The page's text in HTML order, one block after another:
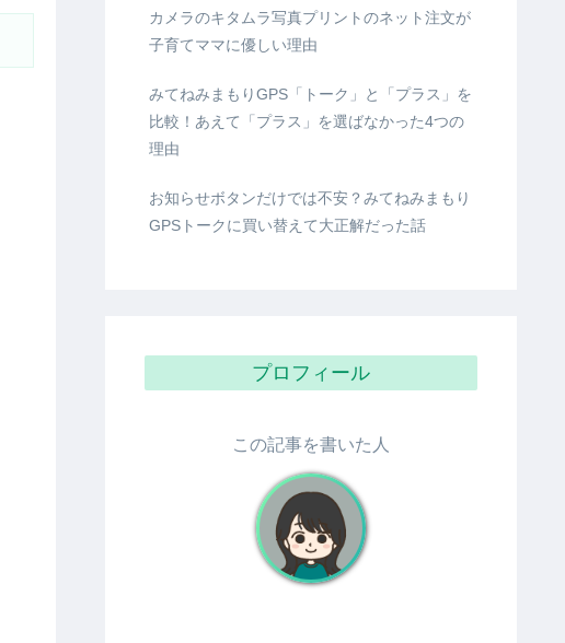
カメラのキタムラ写真プリントのネット注文が
子育てママに優しい理由
みてねみまもりGPS「トーク」と「プラス」を
比較！あえて「プラス」を選ばなかった4つの
理由
お知らせボタンだけでは不安？みてねみまもり
GPSトークに買い替えて大正解だった話
プロフィール
この記事を書いた人